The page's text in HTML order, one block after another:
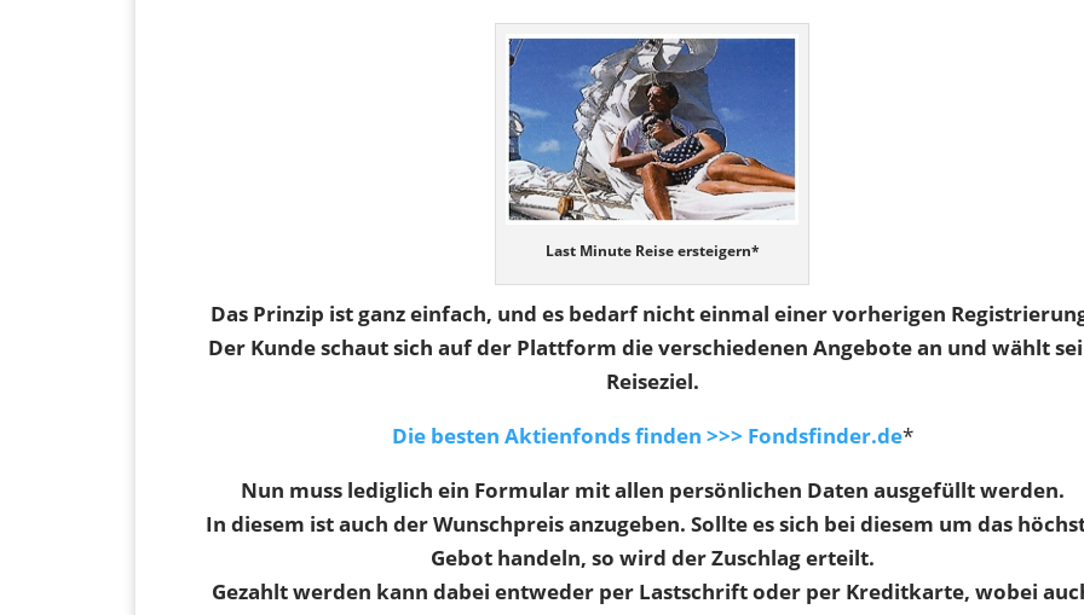
Last Minute Reise ersteigern*
Das Prinzip ist ganz einfach, und es bedarf nicht einmal einer vorherigen
Der Kunde schaut sich auf der Plattform die verschiedenen Angebote an und wählt
Reiseziel.
Die besten Aktienfonds finden >>> Fondsfinder.de*
Nun muss lediglich ein Formular mit allen persönlichen Daten ausgefüllt werden.
In diesem ist auch der Wunschpreis anzugeben. Sollte es sich bei diesem um das
Gebot handeln, so wird der Zuschlag erteilt.
Gezahlt werden kann dabei entweder per Lastschrift oder per Kreditkarte, wobei